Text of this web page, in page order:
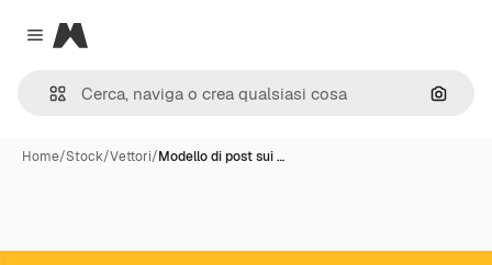
Close menu
Magnific
Cerca
Home/Stock/Vettori/Modello di post sui …